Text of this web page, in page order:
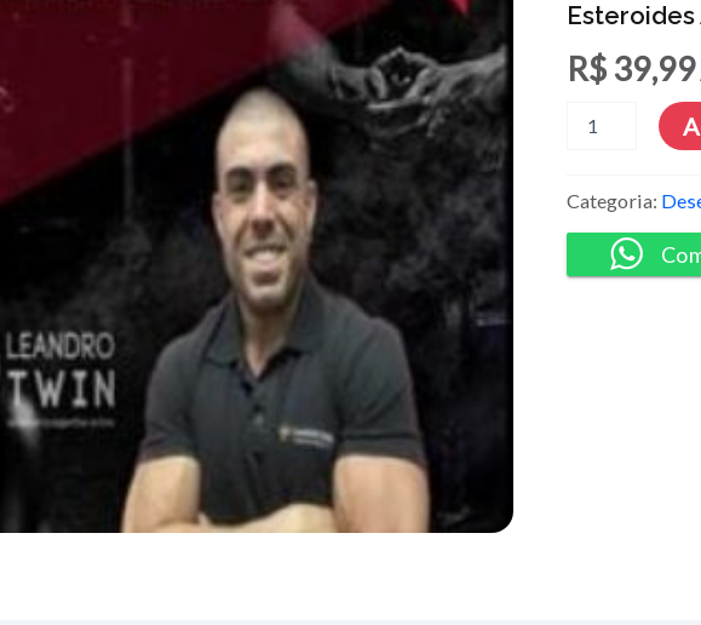
R$39,99
Anabolizantes
Twin
quantidade
Categoria: